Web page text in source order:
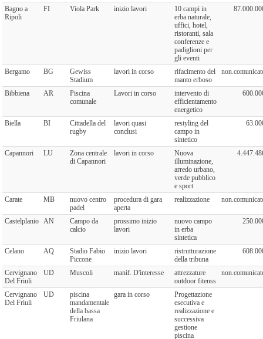
Bagno a
Ripoli
FI Viola Park inizio lavori
10 campi in
erba naturale,
uffici, hotel,
ristoranti, sala
conferenze e
padiglioni per
gli eventi
Bergamo BG
Gewiss
Stadium
lavori in corso
rifacimento del
manto erboso
Bibbiena AR
Piscina
comunale
Lavori in corso
intervento di
efficientamento
energetico
Biella BI
Cittadella del
rugby
lavori quasi
conclusi
restyling del
campo in
sintetico
Capannori LU
Zona centrale
di Capannori
lavori in corso
Nuova
illuminazione,
arredo urbano,
verde pubblico
e sport
Carate MB
nuovo centro
padel
procedura di gara
aperta
realizzazione
Castelplanio AN
Campo da
calcio
prossimo inizio
lavori
nuovo campo
in erba
sintetica
Celano AQ
Stadio Fabio
Piccone
inizio lavori
ristrutturazione
della tribuna
Cervignano
Del Friuli
UD Muscoli manif. D'interesse
attrezzature
outdoor fitenss
Cervignano
Del Friuli
UD
piscina
mandamentale
della bassa
Friulana
gara in corso
Progettazione
esecutiva e
realizzazione e
successiva
gestione
piscina